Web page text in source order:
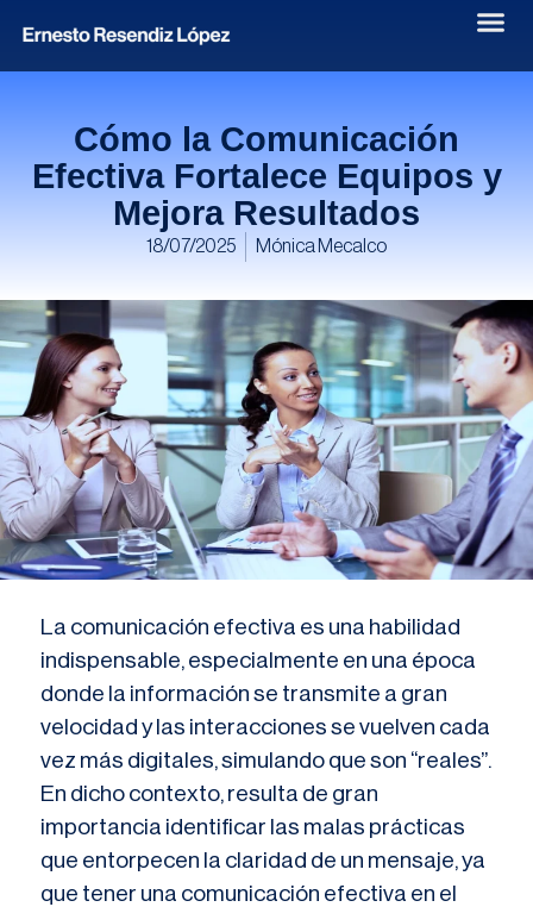
Cómo la Comunicación
Efectiva Fortalece Equipos y
Mejora Resultados
18/07/2025 Mónica Mecalco
La comunicación efectiva es una habilidad
indispensable, especialmente en una época
donde la información se transmite a gran
velocidad y las interacciones se vuelven cada
vez más digitales, simulando que son “reales”.
En dicho contexto, resulta de gran
importancia identificar las malas prácticas
que entorpecen la claridad de un mensaje, ya
que tener una comunicación efectiva en el